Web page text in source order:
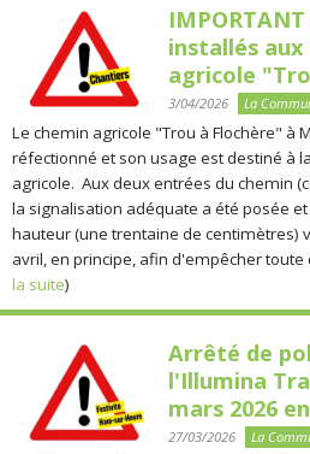
installés
agricole
3/04/2026 La
Le chemin agricole "Trou à Flochère" à
réfectionné et son usage est destiné à
agricole. Aux deux entrées du chemin
la signalisation adéquate a été posée
hauteur (une trentaine de centimètres)
avril, en principe, afin d'empêcher
la suite)
Arrêté de
l'Illumina
mars 2026
27/03/2026 La